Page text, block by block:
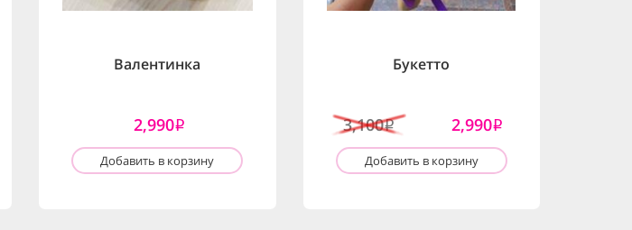
Валентинка
2,990i
Добавить в корзину
Букетто
3,100i 2,990i
Добавить в корзину